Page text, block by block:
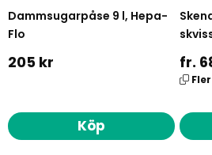
Dammsugarpåse 9 l, Hepa-
Flo
205 kr
Köp
fr.